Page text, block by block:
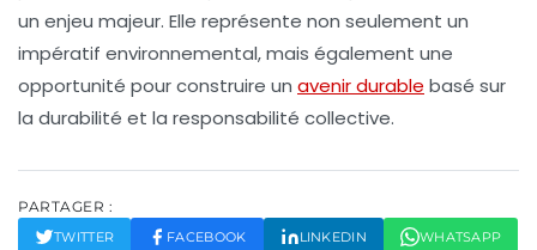
un enjeu majeur. Elle représente non seulement un
impératif environnemental, mais également une
opportunité pour construire un avenir durable basé sur
la durabilité et la responsabilité collective.
PARTAGER :
TWITTER FACEBOOK LINKEDIN WHATSAPP